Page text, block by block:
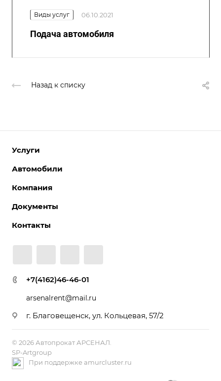
Виды услуг 06.10.2021
Подача автомобиля
Назад к списку
Услуги
Автомобили
Компания
Документы
Контакты
+7(4162)46-46-01
arsenalrent@mail.ru
г. Благовещенск, ул. Кольцевая, 57/2
© 2026 Автопрокат АРСЕНАЛ.
SP-Artgroup
При поддержке amurcluster.ru